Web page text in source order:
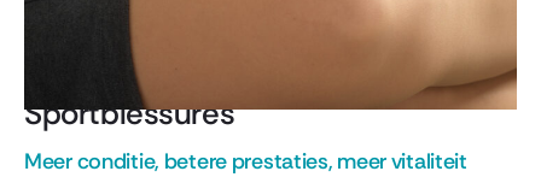
Sportblessures
Meer conditie, betere prestaties, meer vitaliteit